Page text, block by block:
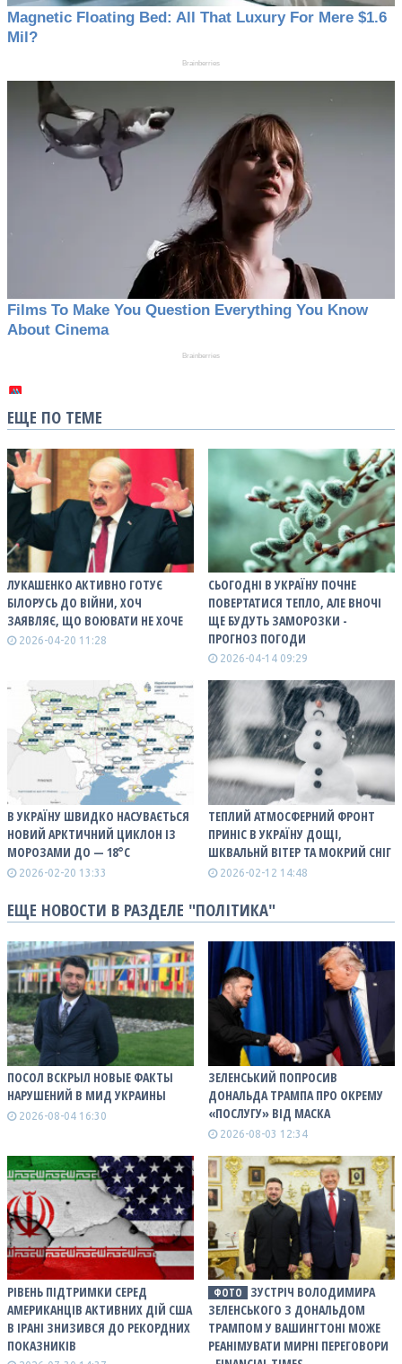
ЕЩЕ ПО ТЕМЕ
ЛУКАШЕНКО АКТИВНО ГОТУЄ
БІЛОРУСЬ ДО ВІЙНИ, ХОЧ
ЗАЯВЛЯЄ, ЩО ВОЮВАТИ НЕ ХОЧЕ
2026-04-20 11:28
СЬОГОДНІ В УКРАЇНУ ПОЧНЕ
ПОВЕРТАТИСЯ ТЕПЛО, АЛЕ ВНОЧІ
ЩЕ БУДУТЬ ЗАМОРОЗКИ -
ПРОГНОЗ ПОГОДИ
2026-04-14 09:29
В УКРАЇНУ ШВИДКО НАСУВАЄТЬСЯ
НОВИЙ АРКТИЧНИЙ ЦИКЛОН ІЗ
МОРОЗАМИ ДО — 18°С
2026-02-20 13:33
ТЕПЛИЙ АТМОСФЕРНИЙ ФРОНТ
ПРИНІС В УКРАЇНУ ДОЩІ,
ШКВАЛЬНЙ ВІТЕР ТА МОКРИЙ СНІГ
2026-02-12 14:48
ЕЩЕ НОВОСТИ В РАЗДЕЛЕ "ПОЛІТИКА"
ПОСОЛ ВСКРЫЛ НОВЫЕ ФАКТЫ
НАРУШЕНИЙ В МИД УКРАИНЫ
2026-08-04 16:30
ЗЕЛЕНСЬКИЙ ПОПРОСИВ
ДОНАЛЬДА ТРАМПА ПРО ОКРЕМУ
«ПОСЛУГУ» ВІД МАСКА
2026-08-03 12:34
РІВЕНЬ ПІДТРИМКИ СЕРЕД
АМЕРИКАНЦІВ АКТИВНИХ ДІЙ США
В ІРАНІ ЗНИЗИВСЯ ДО РЕКОРДНИХ
ПОКАЗНИКІВ
ФОТО
ЗУСТРІЧ ВОЛОДИМИРА
ЗЕЛЕНСЬКОГО З ДОНАЛЬДОМ
ТРАМПОМ У ВАШИНГТОНІ МОЖЕ
РЕАНІМУВАТИ МИРНІ ПЕРЕГОВОРИ